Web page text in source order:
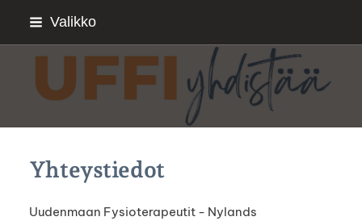
Siirry
sisältöön
Valikko
Sivuston etusivulle
Yhteystiedot
Uudenmaan Fysioterapeutit - Nylands